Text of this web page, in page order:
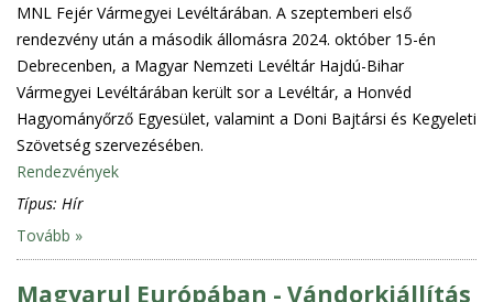
MNL Fejér Vármegyei Levéltárában. A szeptemberi első
rendezvény után a második állomásra 2024. október 15-én
Debrecenben, a Magyar Nemzeti Levéltár Hajdú-Bihar
Vármegyei Levéltárában került sor a Levéltár, a Honvéd
Hagyományőrző Egyesület, valamint a Doni Bajtársi és Kegyeleti
Szövetség szervezésében.
Rendezvények
Típus: Hír
Tovább »
Magyarul Európában - Vándorkiállítás